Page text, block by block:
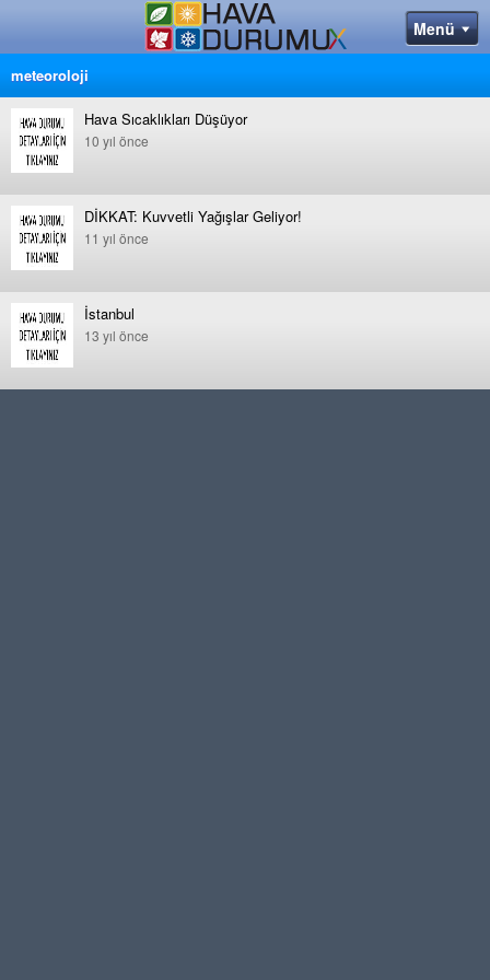
meteoroloji
Hava Sıcaklıkları Düşüyor
10 yıl önce
DİKKAT: Kuvvetli Yağışlar Geliyor!
11 yıl önce
İstanbul
13 yıl önce